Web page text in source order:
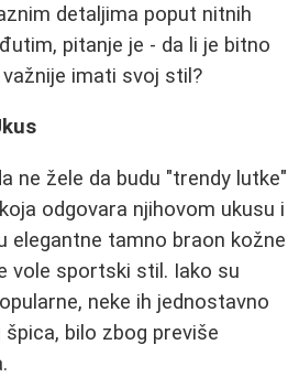
detaljima poput nitnih
pitanje je - da li je bitno
imati svoj stil?
ne žele da budu "trendy lutke"
odgovara njihovom ukusu i
elegantne tamno braon kožne
vole sportski stil. Iako su
neke ih jednostavno
bilo zbog previše